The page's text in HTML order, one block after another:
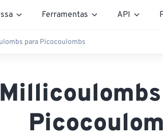
Ferramentas API
para Picocoulombs